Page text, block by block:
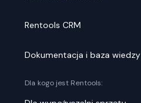
Rentools CRM
Dokumentacja i baza wiedzy
Dla kogo jest Rentools: